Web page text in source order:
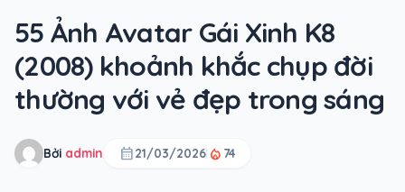
55 Ảnh Avatar Gái Xinh K8
(2008) khoảnh khắc chụp đời
thường với vẻ đẹp trong sáng
Bởi admin calendar_month21/03/2026 local_fire_department 74